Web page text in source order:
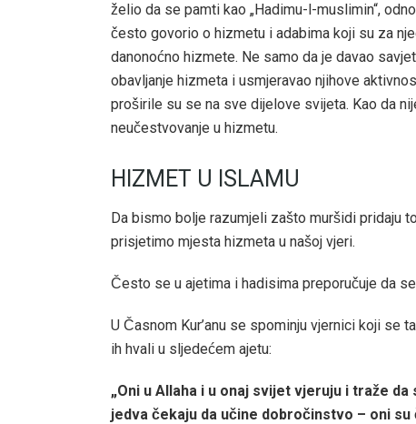
želio da se pamti kao „Hadimu-l-muslimin“,
često govorio o hizmetu i adabima koji su za
danonoćno hizmete. Ne samo da je davao
obavljanje hizmeta i usmjeravao njihove
proširile su se na sve dijelove svijeta. Kao da
neučestvovanje u hizmetu.
HIZMET U ISLAMU
Da bismo bolje razumjeli zašto muršidi pridaju
prisjetimo mjesta hizmeta u našoj vjeri.
Često se u ajetima i hadisima preporučuje da
U Časnom Kur’anu se spominju vjernici koji se
ih hvali u sljedećem ajetu:
„Oni u Allaha i u onaj svijet vjeruju i traže
jedva čekaju da učine dobročinstvo – oni su